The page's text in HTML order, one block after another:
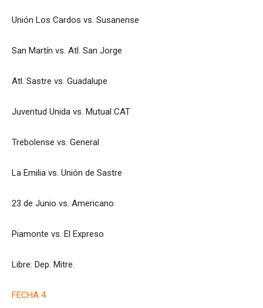
Unión Los Cardos vs. Susanense
San Martín vs. Atl. San Jorge
Atl. Sastre vs. Guadalupe
Juventud Unida vs. Mutual CAT
Trebolense vs. General
La Emilia vs. Unión de Sastre
23 de Junio vs. Americano
Piamonte vs. El Expreso
Libre: Dep. Mitre.
FECHA 4